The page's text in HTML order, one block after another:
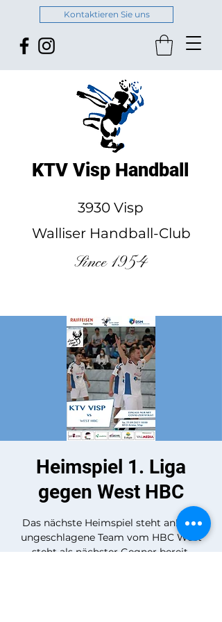
Kontaktieren Sie uns
KTV Visp Handball
3930 Visp
Walliser Handball-Club
Since 1954
Heimspiel 1. Liga
gegen West HBC
Das nächste Heimspiel steht an! Das
ungeschlagene Team vom HBC West
steht als nächster Gegner bereit.